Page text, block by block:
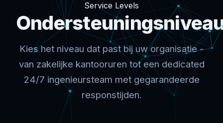
Service Levels
Kies het niveau dat past bij uw organisatie -
van zakelijke kantooruren tot een dedicated
24/7 ingenieursteam met gegarandeerde
responstijden.